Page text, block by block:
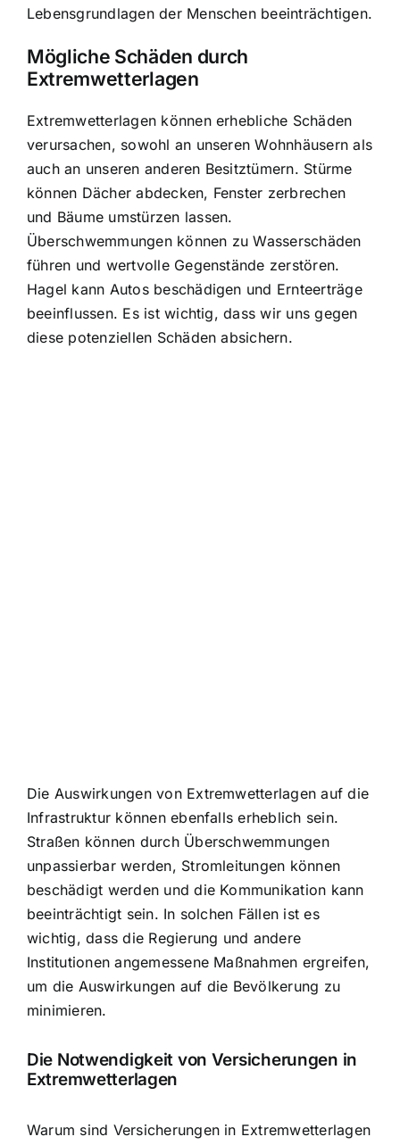
Lebensgrundlagen der Menschen beeinträchtigen.
Mögliche Schäden durch
Extremwetterlagen
Extremwetterlagen können erhebliche Schäden
verursachen, sowohl an unseren Wohnhäusern als
auch an unseren anderen Besitztümern. Stürme
können Dächer abdecken, Fenster zerbrechen
und Bäume umstürzen lassen.
Überschwemmungen können zu Wasserschäden
führen und wertvolle Gegenstände zerstören.
Hagel kann Autos beschädigen und Ernteerträge
beeinflussen. Es ist wichtig, dass wir uns gegen
diese potenziellen Schäden absichern.
Die Auswirkungen von Extremwetterlagen auf die
Infrastruktur können ebenfalls erheblich sein.
Straßen können durch Überschwemmungen
unpassierbar werden, Stromleitungen können
beschädigt werden und die Kommunikation kann
beeinträchtigt sein. In solchen Fällen ist es
wichtig, dass die Regierung und andere
Institutionen angemessene Maßnahmen ergreifen,
um die Auswirkungen auf die Bevölkerung zu
minimieren.
Die Notwendigkeit von Versicherungen in
Extremwetterlagen
Warum sind Versicherungen in Extremwetterlagen